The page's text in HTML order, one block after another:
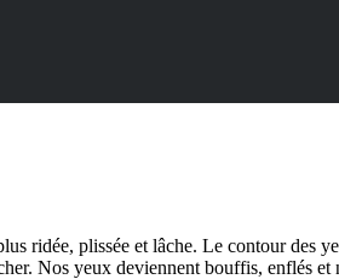
ridée, plissée et lâche. Le contour des
Nos yeux deviennent bouffis, enflés et